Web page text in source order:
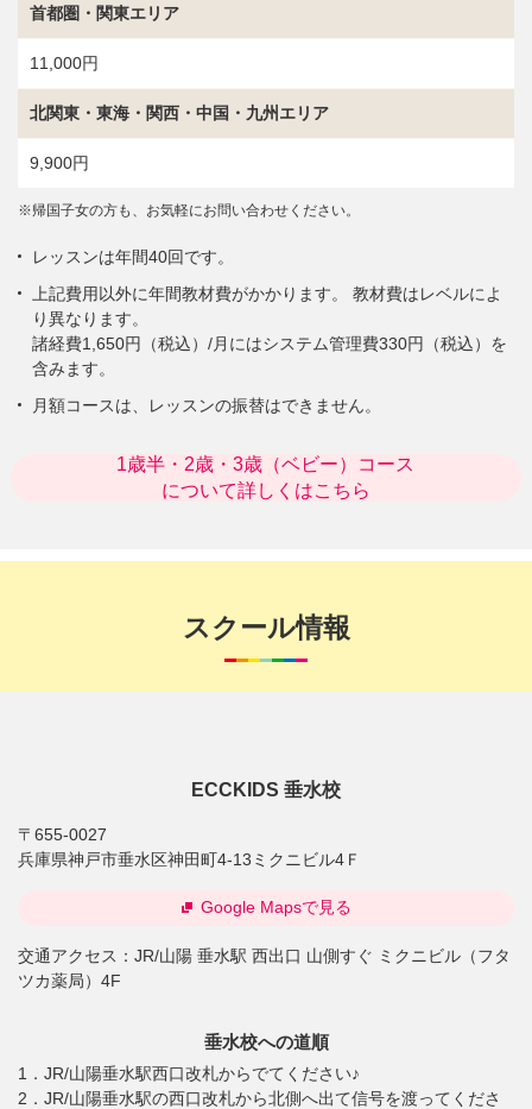
首都圏・関東エリア
11,000円
北関東・東海・関西・中国・九州エリア
9,900円
※帰国子女の方も、お気軽にお問い合わせください。
レッスンは年間40回です。
上記費用以外に年間教材費がかかります。 教材費はレベルによ
り異なります。
諸経費1,650円（税込）/月にはシステム管理費330円（税込）を
含みます。
月額コースは、レッスンの振替はできません。
1歳半・2歳・3歳（ベビー）コース
について詳しくはこちら
スクール情報
ECCKIDS 垂水校
〒655-0027
兵庫県神戸市垂水区神田町4-13ミクニビル4Ｆ
交通アクセス： JR/山陽 垂水駅 西出口 山側すぐ ミクニビル（フタ
ツカ薬局）4F
Google Mapsで見る
垂水校への道順
1．JR/山陽垂水駅西口改札からでてください♪
2．JR/山陽垂水駅の西口改札から北側へ出て信号を渡ってくださ